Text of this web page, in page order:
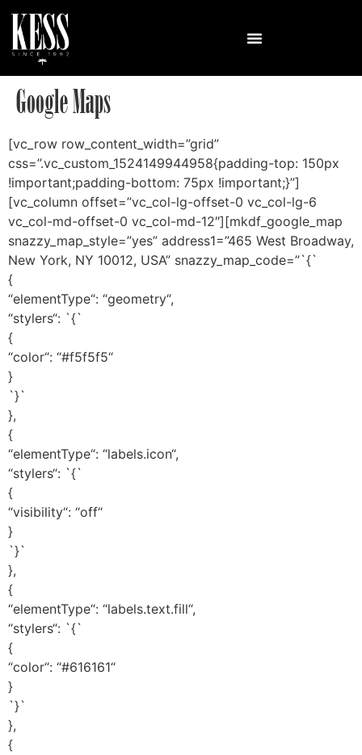
Google Maps
[vc_row row_content_width=”grid”
css=”.vc_custom_1524149944958{padding-top: 150px
!important;padding-bottom: 75px !important;}”]
[vc_column offset=”vc_col-lg-offset-0 vc_col-lg-6
vc_col-md-offset-0 vc_col-md-12″][mkdf_google_map
snazzy_map_style=”yes” address1=”465 West Broadway,
New York, NY 10012, USA” snazzy_map_code=”`{`
{
“elementType“: “geometry“,
“stylers“: `{`
{
“color“: “#f5f5f5“
}
`}`
},
{
“elementType“: “labels.icon“,
“stylers“: `{`
{
“visibility“: “off“
}
`}`
},
{
“elementType“: “labels.text.fill“,
“stylers“: `{`
{
“color“: “#616161“
}
`}`
},
{